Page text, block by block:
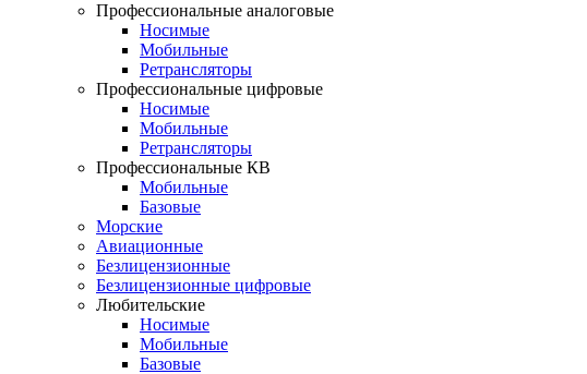
Профессиональные аналоговые
Носимые
Мобильные
Ретрансляторы
Профессиональные цифровые
Носимые
Мобильные
Ретрансляторы
Профессиональные КВ
Мобильные
Базовые
Морские
Авиационные
Безлицензионные
Безлицензионные цифровые
Любительские
Носимые
Мобильные
Базовые